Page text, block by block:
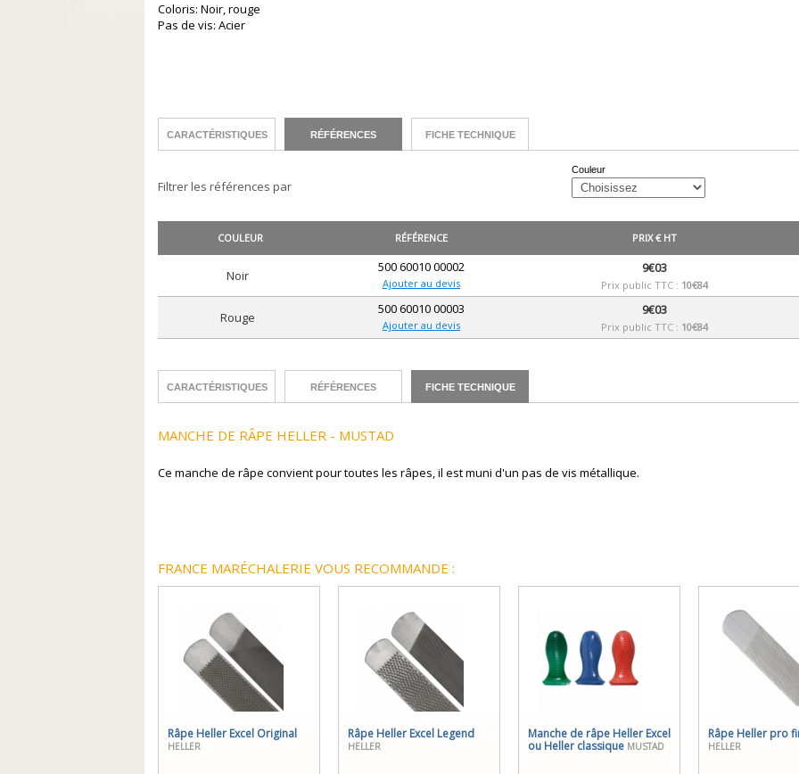
Coloris: Noir, rouge
Pas de vis: Acier
CARACTÉRISTIQUES RÉFÉRENCES FICHE TECHNIQUE
Filtrer les références par
Couleur
COULEUR RÉFÉRENCE PRIX € HT
noir
500 60010 00002
Ajouter au devis
9€03
Prix public TTC : 10€84
rouge
500 60010 00003
Ajouter au devis
9€03
Prix public TTC : 10€84
CARACTÉRISTIQUES RÉFÉRENCES FICHE TECHNIQUE
MANCHE DE RÂPE HELLER - MUSTAD
Ce manche de râpe convient pour toutes les râpes, il est muni d'un pas de vis métallique.
FRANCE MARÉCHALERIE VOUS RECOMMANDE :
Râpe Heller Excel Original
HELLER
Râpe Heller Excel Legend
HELLER
Manche de râpe Heller Excel
ou Heller classique MUSTAD
Râpe Heller pro
HELLER